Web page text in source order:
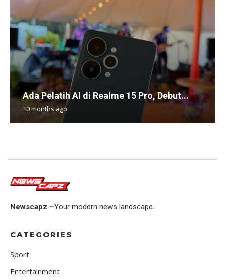
Ada Pelatih AI di Realme 15 Pro, Debut...
10 months ago
Newscapz –Your modern news landscape.
CATEGORIES
Sport
Entertainment